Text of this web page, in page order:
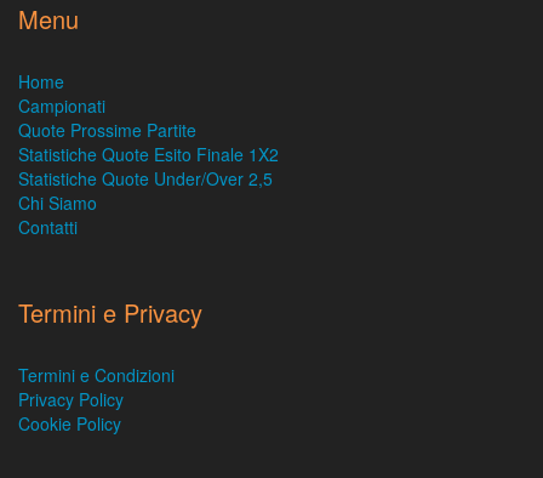
Menu
Home
Campionati
Quote Prossime Partite
Statistiche Quote Esito Finale 1X2
Statistiche Quote Under/Over 2,5
Chi Siamo
Contatti
Termini e Privacy
Termini e Condizioni
Privacy Policy
Cookie Policy